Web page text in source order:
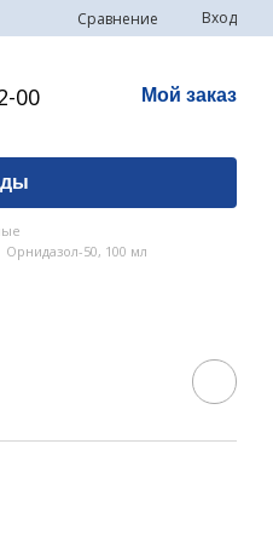
Сравнение Вход
00 Мой заказ
Орнидазол-50, 100 мл